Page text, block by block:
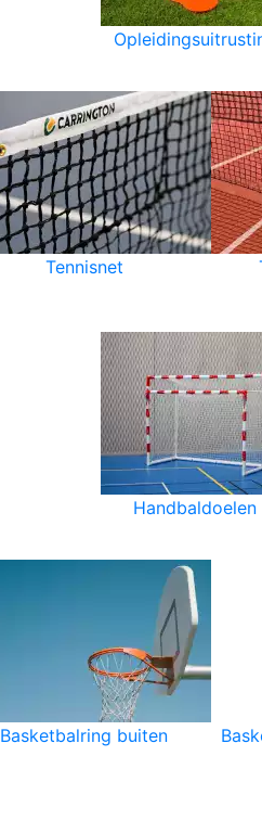
Tennisnet
Handbaldoelen
Basketbalring buiten